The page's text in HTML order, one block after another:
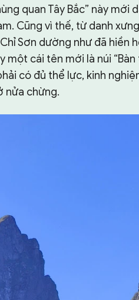
quan Tây Bắc” này
Cũng vì thế, từ danh
Chỉ Sơn dường như đã hiền
một cái tên mới là núi
có đủ thể lực, kinh
nửa chừng.